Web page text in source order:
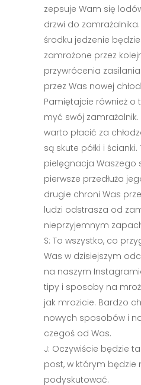
zepsuje Wam się
drzwi do
środku jedzenie
zamrożone przez
przywrócenia
przez Was nowej
Pamiętajcie również o
myć swój
warto płacić za
są skute półki i
pielęgnacja Waszego
pierwsze przedłuża
drugie chroni Was
ludzi odstrasza od
nieprzyjemnym
S: To wszystko, co
Was w dzisiejszym
na naszym
tipy i sposoby na
jak mrozicie. Bardzo
nowych sposobów i
czegoś od Was.
J: Oczywiście będzie
post, w którym będzie
podyskutować.